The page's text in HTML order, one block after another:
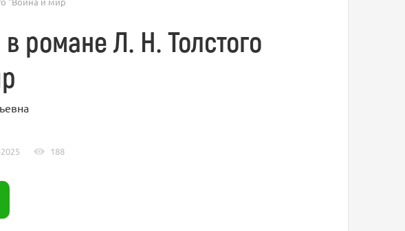
романе Л. Н. Толстого
188